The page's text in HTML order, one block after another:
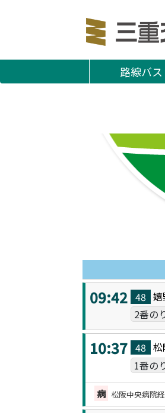
路線バス
09:42 48
2番の
10:37 48
1番の
病 松阪中央病院